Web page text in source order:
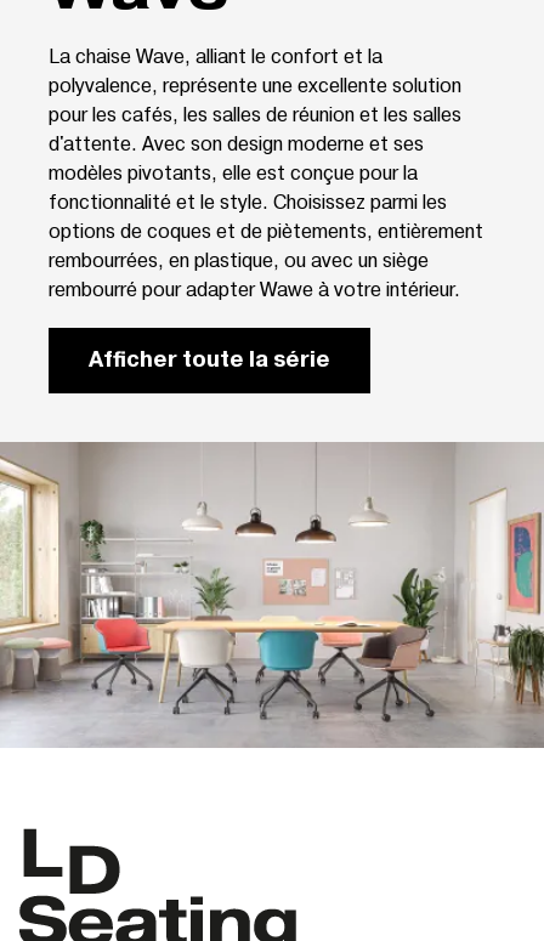
La chaise Wave, alliant le confort et la
polyvalence, représente une excellente solution
pour les cafés, les salles de réunion et les salles
d'attente. Avec son design moderne et ses
modèles pivotants, elle est conçue pour la
fonctionnalité et le style. Choisissez parmi les
options de coques et de piètements, entièrement
rembourrées, en plastique, ou avec un siège
rembourré pour adapter Wawe à votre intérieur.
Afficher toute la série